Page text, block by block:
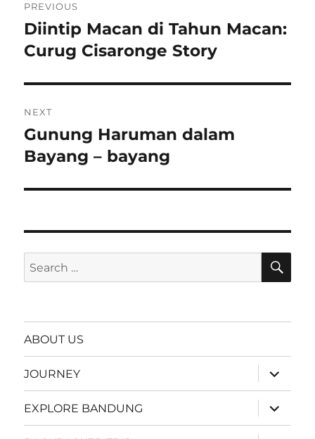
navigation
PREVIOUS
Previous
post:
Diintip Macan di Tahun Macan:
Curug Cisaronge Story
NEXT
Next
post:
Gunung Haruman dalam
Bayang – bayang
Search
for:
ABOUT US
JOURNEY
expand
child
menu
EXPLORE BANDUNG
expand
child
menu